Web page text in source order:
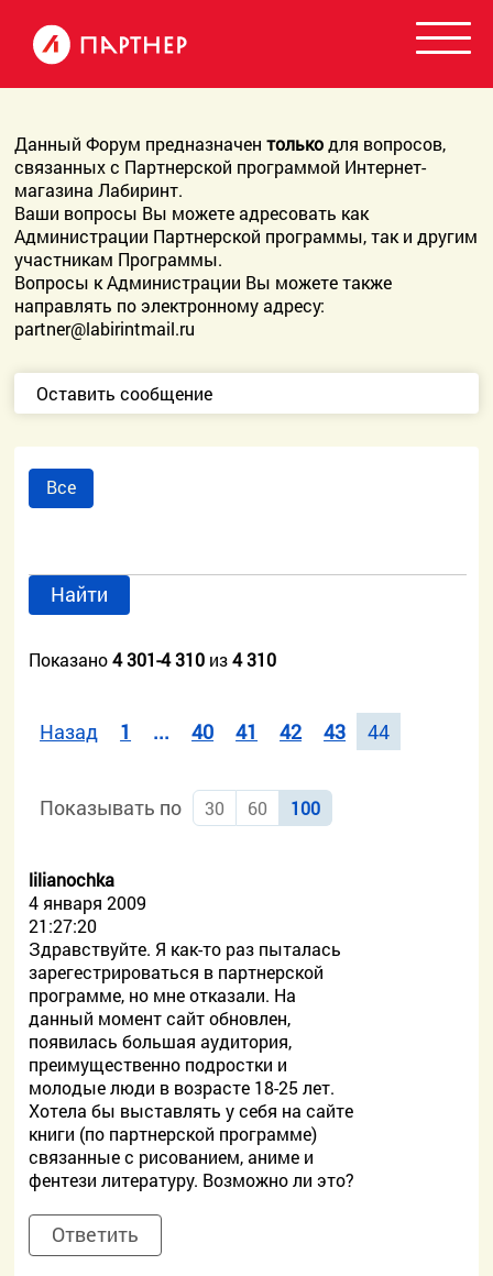
Данный Форум предназначентолькодля вопросов,
связанных с Партнерской программой Интернет-
магазина Лабиринт.
Ваши вопросы Вы можете адресовать как
Администрации Партнерской программы, так и другим
участникам Программы.
Вопросы к Администрации Вы можете также
направлять по электронному адресу:
partner@labirintmail.ru
Оставить сообщение
Все
Найти
Показано4 301-4 310 из4 310
Назад 1 ... 40 41 42 43 44
Показывать по 30 60 100
lilianochka
4 января 2009
21:27:20
Здравствуйте. Я как-то раз пыталась
зарегестрироваться в партнерской
программе, но мне отказали. На
данный момент сайт обновлен,
появилась большая аудитория,
преимущественно подростки и
молодые люди в возрасте 18-25 лет.
Хотела бы выставлять у себя на сайте
книги (по партнерской программе)
связанные с рисованием, аниме и
фентези литературу. Возможно ли это?
Ответить